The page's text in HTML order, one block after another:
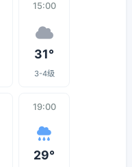
15:00
31°
3-4级
19:00
29°